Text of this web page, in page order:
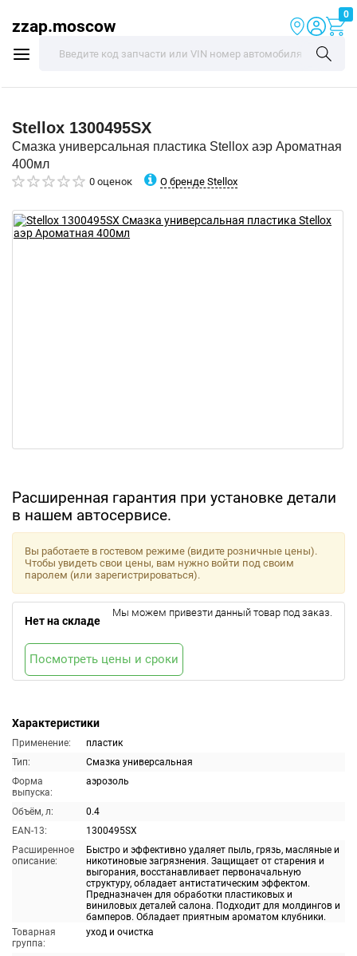
zzap.moscow
0
Stellox 1300495SX
Смазка универсальная пластика Stellox аэр Ароматная
400мл
0 оценок О бренде Stellox
Расширенная гарантия при установке детали
в нашем автосервисе.
Характеристики
Применение:
пластик
Тип:
Смазка универсальная
Форма
выпуска:
аэрозоль
Объём, л:
0.4
EAN-13:
1300495SX
Расширенное
описание:
Быстро и эффективно удаляет пыль, грязь, масляные и
никотиновые загрязнения. Защищает от старения и
выгорания, восстанавливает первоначальную
структуру, обладает антистатическим эффектом.
Предназначен для обработки пластиковых и
виниловых деталей салона. Подходит для молдингов и
бамперов. Обладает приятным ароматом клубники.
Товарная
группа:
уход и очистка
Вы работаете в гостевом режиме (видите розничные цены).
Чтобы увидеть свои цены, вам нужно войти под своим
паролем (или зарегистрироваться).
Нет на складе
Мы можем привезти данный товар под заказ.
Посмотреть цены и сроки